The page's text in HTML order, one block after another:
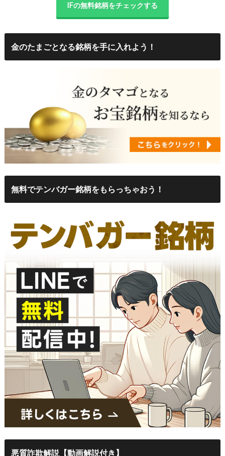
IFの無料銘柄をチェックする
金のたまごとなる銘柄を手に入れよう！
無料でテンバガー銘柄をもらっちゃおう！
悪質詐欺解説【動画解説付き】